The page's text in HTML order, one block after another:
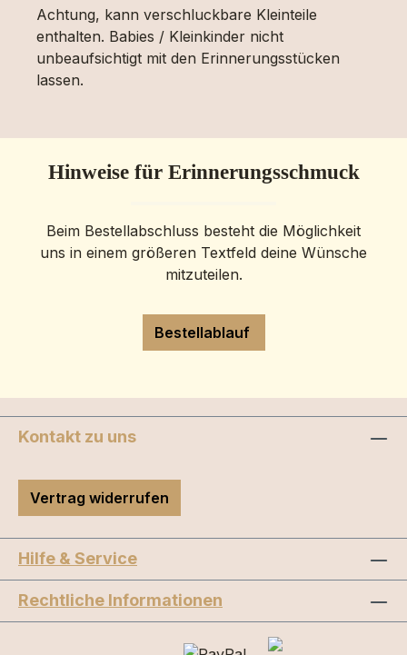
Achtung, kann verschluckbare Kleinteile
enthalten. Babies / Kleinkinder nicht
unbeaufsichtigt mit den Erinnerungsstücken
lassen.
Hinweise für Erinnerungsschmuck
Beim Bestellabschluss besteht die Möglichkeit
uns in einem größeren Textfeld deine Wünsche
mitzuteilen.
Bestellablauf
Kontakt zu uns
Vertrag widerrufen
Hilfe & Service
Rechtliche Informationen